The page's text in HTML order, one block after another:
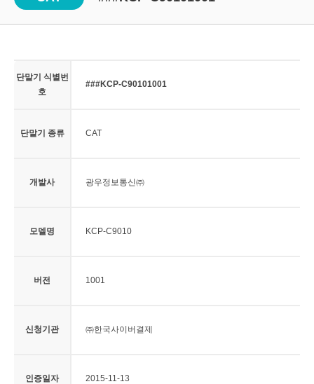
단말기 식별번
호
###KCP-C90101001
단말기 종류 CAT
개발사 광우정보통신㈜
모델명 KCP-C9010
버전 1001
신청기관 ㈜한국사이버결제
인증일자 2015-11-13